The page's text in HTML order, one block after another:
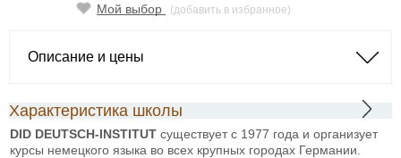
Мой выбор (добавить в избранное)
Описание и цены
Характеристика школы
DID DEUTSCH-INSTITUT существует с 1977 года и организует
курсы немецкого языка во всех крупных городах Германии.